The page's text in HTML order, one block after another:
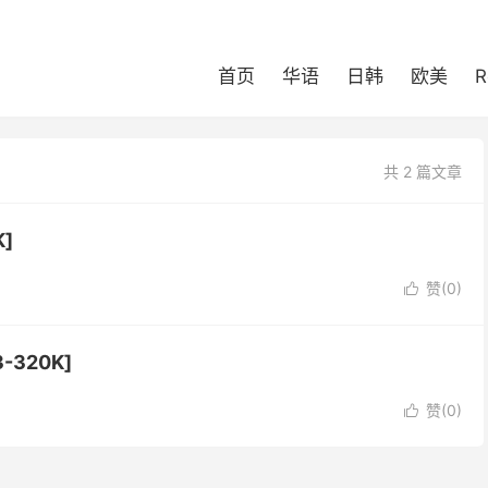
首页 华语 日韩 欧美
共 2 篇文章
 赞(0)
320K]
 赞(0)